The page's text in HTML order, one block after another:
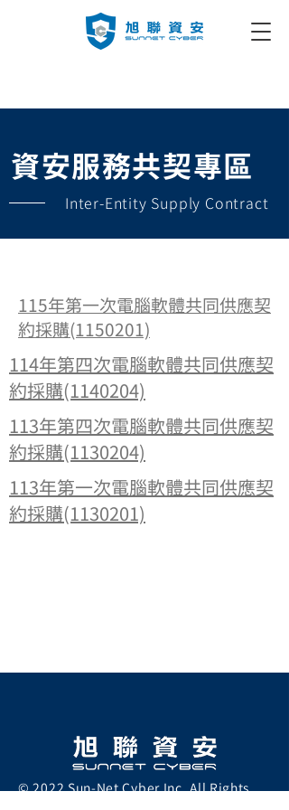
資安服務共契專區
Inter-Entity Supply Contract
115年第一次電腦軟體共同供應契
約採購(1150201)
114年第四次電腦軟體共同供應契
約採購(1140204)
113年第四次電腦軟體共同供應契
約採購(1130204)
113年第一次電腦軟體共同供應契
約採購(1130201)
© 2022 Sun-Net Cyber Inc. All Rights